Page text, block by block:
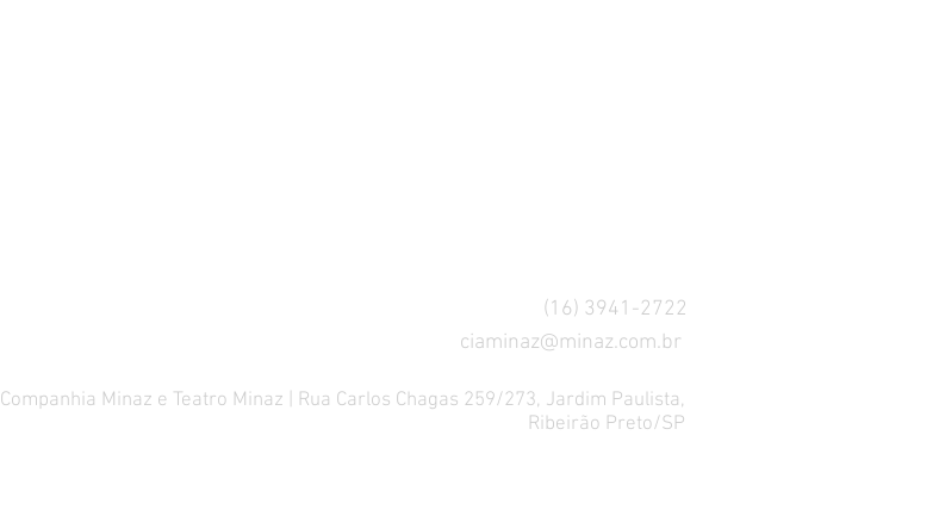
(16) 3941-2722
ciaminaz@minaz.com.br
Companhia Minaz e Teatro Minaz | Rua Carlos Chagas 259/273, Jardim Paulista,
Ribeirão Preto/SP